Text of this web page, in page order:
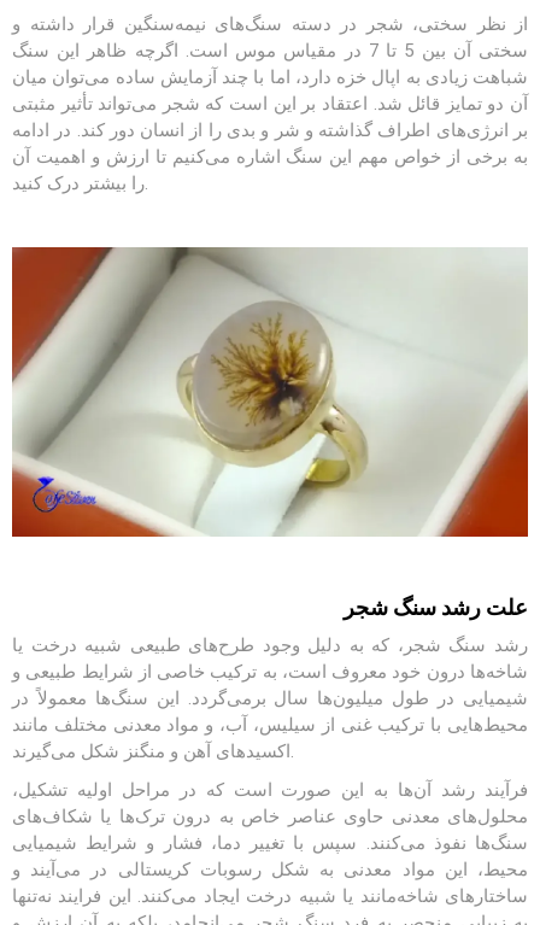
از نظر سختی، شجر در دسته سنگ‌های نیمه‌سنگین قرار داشته و
سختی آن بین 5 تا 7 در مقیاس موس است. اگرچه ظاهر این سنگ
شباهت زیادی به اپال خزه دارد، اما با چند آزمایش ساده می‌توان میان
آن دو تمایز قائل شد. اعتقاد بر این است که شجر می‌تواند تأثیر مثبتی
بر انرژی‌های اطراف گذاشته و شر و بدی را از انسان دور کند. در ادامه
به برخی از خواص مهم این سنگ اشاره می‌کنیم تا ارزش و اهمیت آن
علت رشد سنگ شجر
رشد سنگ شجر، که به دلیل وجود طرح‌های طبیعی شبیه درخت یا
شاخه‌ها درون خود معروف است، به ترکیب خاصی از شرایط طبیعی و
شیمیایی در طول میلیون‌ها سال برمی‌گردد. این سنگ‌ها معمولاً در
محیط‌هایی با ترکیب غنی از سیلیس، آب، و مواد معدنی مختلف مانند
اکسیدهای آهن و منگنز شکل می‌گیرند.
فرآیند رشد آن‌ها به این صورت است که در مراحل اولیه تشکیل،
محلول‌های معدنی حاوی عناصر خاص به درون ترک‌ها یا شکاف‌های
سنگ‌ها نفوذ می‌کنند. سپس با تغییر دما، فشار و شرایط شیمیایی
محیط، این مواد معدنی به شکل رسوبات کریستالی در می‌آیند و
ساختارهای شاخه‌مانند یا شبیه درخت ایجاد می‌کنند. این فرایند نه‌تنها